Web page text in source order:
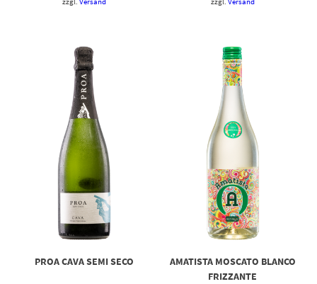
PROA CAVA SEMI SECO
AMATISTA MOSCATO BLANCO
FRIZZANTE